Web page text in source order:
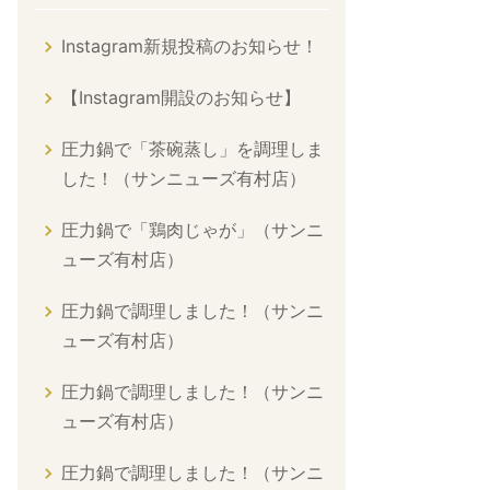
Instagram新規投稿のお知らせ！
【Instagram開設のお知らせ】
圧力鍋で「茶碗蒸し」を調理しま
した！（サンニューズ有村店）
圧力鍋で「鶏肉じゃが」（サンニ
ューズ有村店）
圧力鍋で調理しました！（サンニ
ューズ有村店）
圧力鍋で調理しました！（サンニ
ューズ有村店）
圧力鍋で調理しました！（サンニ